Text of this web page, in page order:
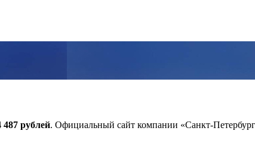
487 рублей. Официальный сайт компании «Санкт-